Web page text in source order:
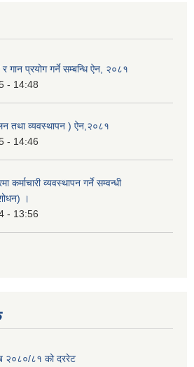
र गान प्रयोग गर्ने सम्बन्धि ऐन, २०८१
- 14:48
तथा व्यवस्थापन ) ऐन,२०८१
- 14:46
कर्माचारी व्यवस्थापन गर्ने सम्वन्धी
।
- 13:56
ब २०८०/८१ को दररेट